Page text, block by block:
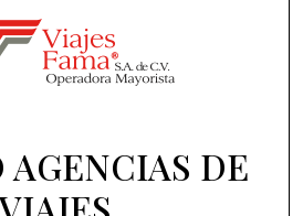
AGENCIAS DE